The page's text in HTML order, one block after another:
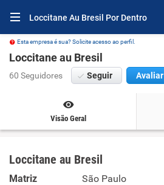
Loccitane Au Bresil Por Dentro
Esta empresa é sua? Solicite acesso ao perfil.
Loccitane au Bresil
60 Seguidores Seguir Avaliar
Visão Geral
Loccitane au Bresil
Matriz
São Paulo